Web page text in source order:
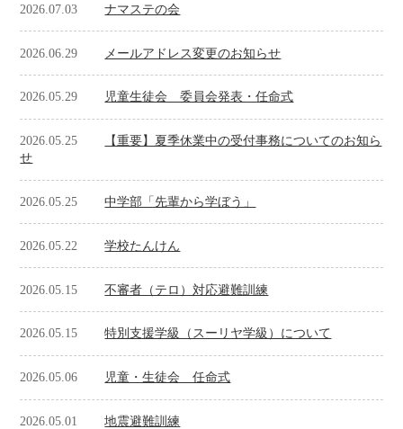
2026.07.03 ナマステの会
2026.06.29 メールアドレス変更のお知らせ
2026.05.29 児童生徒会 委員会発表・任命式
2026.05.25
【重要】夏季休業中の受付事務についてのお知ら
せ
2026.05.25 中学部「先輩から学ぼう」
2026.05.22 学校たんけん
2026.05.15 不審者（テロ）対応避難訓練
2026.05.15 特別支援学級（スーリヤ学級）について
2026.05.06 児童・生徒会 任命式
2026.05.01 地震避難訓練